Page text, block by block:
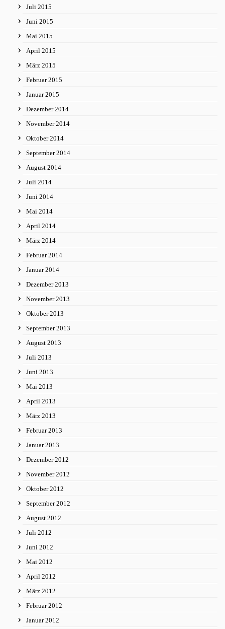
Juli 2015
Juni 2015
Mai 2015
April 2015
März 2015
Februar 2015
Januar 2015
Dezember 2014
November 2014
Oktober 2014
September 2014
August 2014
Juli 2014
Juni 2014
Mai 2014
April 2014
März 2014
Februar 2014
Januar 2014
Dezember 2013
November 2013
Oktober 2013
September 2013
August 2013
Juli 2013
Juni 2013
Mai 2013
April 2013
März 2013
Februar 2013
Januar 2013
Dezember 2012
November 2012
Oktober 2012
September 2012
August 2012
Juli 2012
Juni 2012
Mai 2012
April 2012
März 2012
Februar 2012
Januar 2012